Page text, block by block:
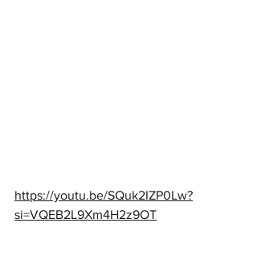
https://youtu.be/SQuk2IZP0Lw?
si=VQEB2L9Xm4H2z9OT